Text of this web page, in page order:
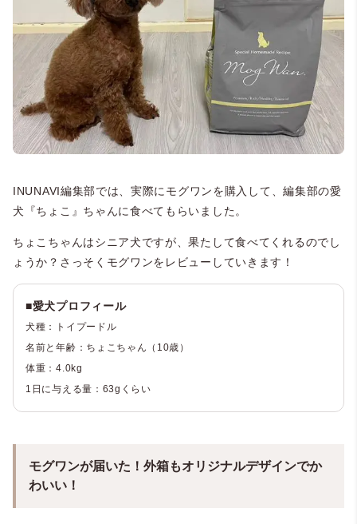
INUNAVI編集部では、実際にモグワンを購入して、編集部の愛
犬『ちょこ』ちゃんに食べてもらいました。
ちょこちゃんはシニア犬ですが、果たして食べてくれるのでし
ょうか？さっそくモグワンをレビューしていきます！
■愛犬プロフィール
犬種：トイプードル
名前と年齢：ちょこちゃん（10歳）
体重：4.0kg
1日に与える量：63gくらい
モグワンが届いた！外箱もオリジナルデザインでか
わいい！